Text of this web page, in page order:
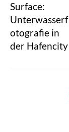
Surface:
Unterwasserf
otografie in
der Hafencity